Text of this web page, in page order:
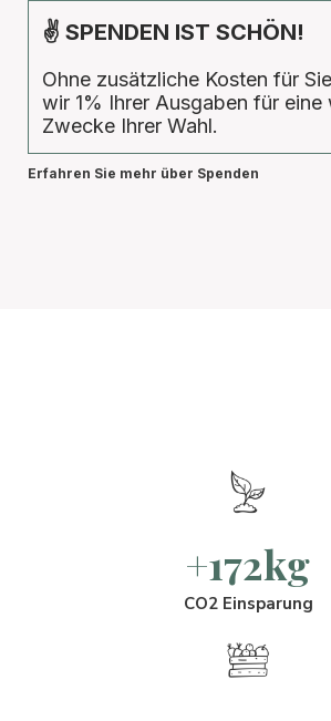
✌ SPENDEN IST SCHÖN!
Ohne zusätzliche Kosten für
wir 1% Ihrer Ausgaben für
Zwecke Ihrer Wahl.
Erfahren Sie mehr über Spenden
+172kg
CO2 Einsparung